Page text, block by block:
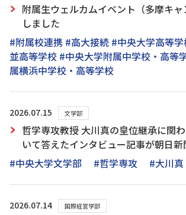
附属生ウェルカムイベント（多摩キ
しました
#附属校連携 #高大接続 #中央大学高等
並高等学校 #中央大学附属中学校・高等
属横浜中学校・高等学校
2026.07.15 文学部
哲学専攻教授 大川真の皇位継承に関
いて答えたインタビュー記事が朝日
#中央大学文学部
#哲学専攻 #大川真
2026.07.14 国際経営学部